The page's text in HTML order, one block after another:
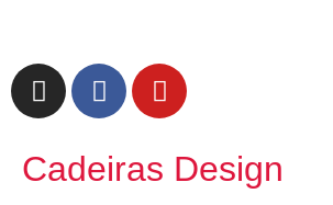
Cadeiras Design